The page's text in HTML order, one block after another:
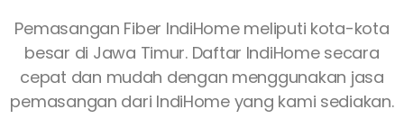
Pemasangan Fiber IndiHome meliputi kota-kota
besar di Jawa Timur. Daftar IndiHome secara
cepat dan mudah dengan menggunakan jasa
pemasangan dari IndiHome yang kami sediakan.